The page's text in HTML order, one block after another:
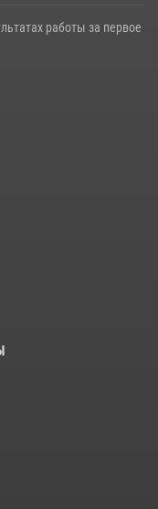
работы за первое